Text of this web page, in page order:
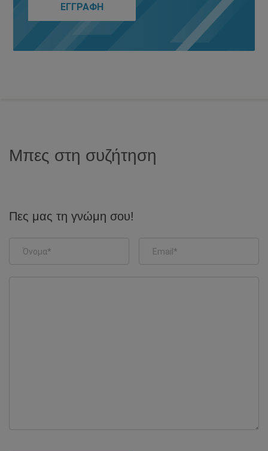
Μπες στη συζήτηση
Πες μας τη γνώμη σου!